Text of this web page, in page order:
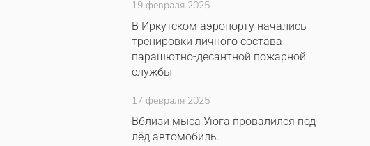
19 февраля 2025
В Иркутском аэропорту начались
тренировки личного состава
парашютно-десантной пожарной
службы
17 февраля 2025
Вблизи мыса Уюга провалился под
лёд автомобиль.